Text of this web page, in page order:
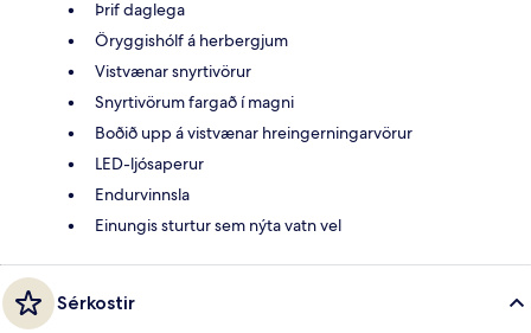
Þrif daglega
Öryggishólf á herbergjum
Vistvænar snyrtivörur
Snyrtivörum fargað í magni
Boðið upp á vistvænar hreingerningarvörur
LED-ljósaperur
Endurvinnsla
Einungis sturtur sem nýta vatn vel
Sérkostir